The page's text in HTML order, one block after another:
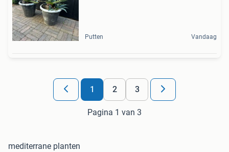
Putten Vandaag
1 2 3
Pagina 1 van 3
mediterrane planten